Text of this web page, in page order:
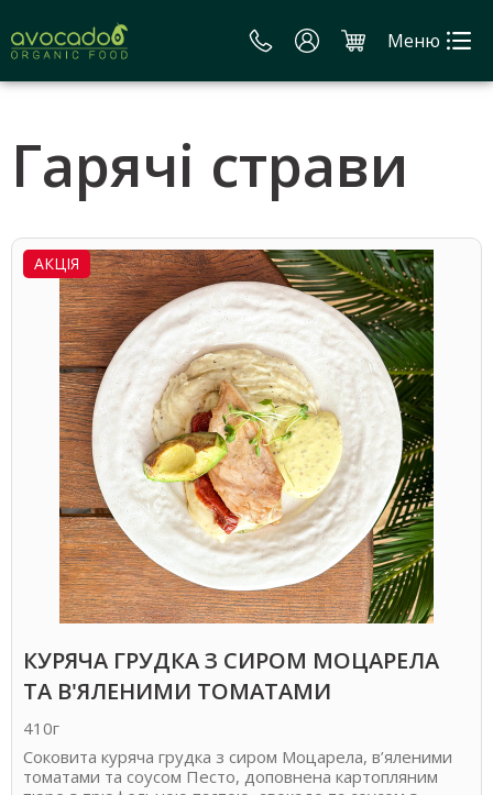
Меню
Гарячі страви
АКЦІЯ
КУРЯЧА ГРУДКА З СИРОМ МОЦАРЕЛА
ТА В'ЯЛЕНИМИ ТОМАТАМИ
410г
Соковита куряча грудка з сиром Моцарела, в’яленими
томатами та соусом Песто, доповнена картопляним